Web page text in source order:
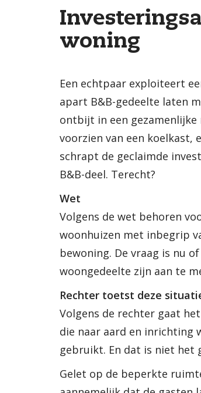
woning
Een echtpaar exploiteert
apart B&B-gedeelte laten
ontbijt in een
voorzien van een koelkast,
schrapt de geclaimde
B&B-deel. Terecht?
Wet
Volgens de wet behoren
woonhuizen met inbegrip
bewoning. De vraag is nu
woongedeelte zijn aan te
Rechter toetst deze
Volgens de rechter gaat
die naar aard en inrichting
gebruikt. En dat is niet het
Gelet op de beperkte